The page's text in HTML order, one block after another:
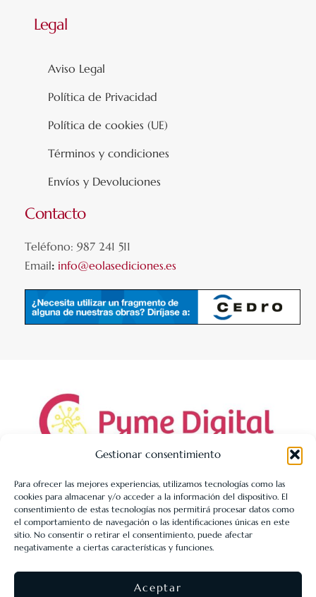
Gestionar consentimiento
Para ofrecer las mejores experiencias, utilizamos tecnologías como las
cookies para almacenar y/o acceder a la información del dispositivo. El
consentimiento de estas tecnologías nos permitirá procesar datos como
el comportamiento de navegación o las identificaciones únicas en este
sitio. No consentir o retirar el consentimiento, puede afectar
negativamente a ciertas características y funciones.
Aceptar
Legal
Aviso Legal
Política de Privacidad
Política de cookies (UE)
Términos y condiciones
Envíos y Devoluciones
Contacto
Teléfono: 987 241 511
Email: info@eolasediciones.es
LIBRERÍA UNIVERSITARIA LEÓN 1980 SLL ha sido beneficiaria
de Fondos Europeos, cuyo objetivo es la mejora de la
competitividad de las PYMES, y gracias al cual ha puesto en
marcha un Plan de Acción con el objetivo de reforzar la
digitalización y la competitividad de las pymes durante el año
2025. Para ello ha contado con el apoyo del Programa Pyme